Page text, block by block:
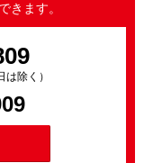
きます。
除く）